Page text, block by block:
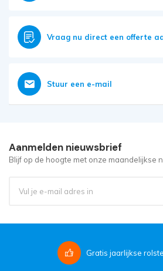
Vraag nu direct een offerte
Stuur een e-mail
Aanmelden nieuwsbrief
Blijf op de hoogte met onze maandelijkse
Gratis jaarlijkse